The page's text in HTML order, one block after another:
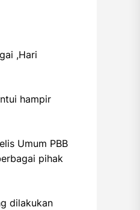
,Hari
hampir
Umum PBB
pihak
dilakukan